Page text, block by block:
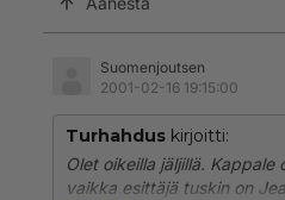
Suomenjoutsen
2001-02-16 19:15:00
Turhahdus kirjoitti:
Olet oikeilla jäljillä. Kappale
vaikka esittäjä tuskin on